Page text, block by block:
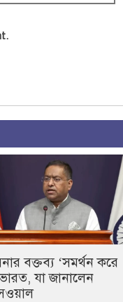
বক্তব্য ‘সমর্থন করে
যা জানালেন